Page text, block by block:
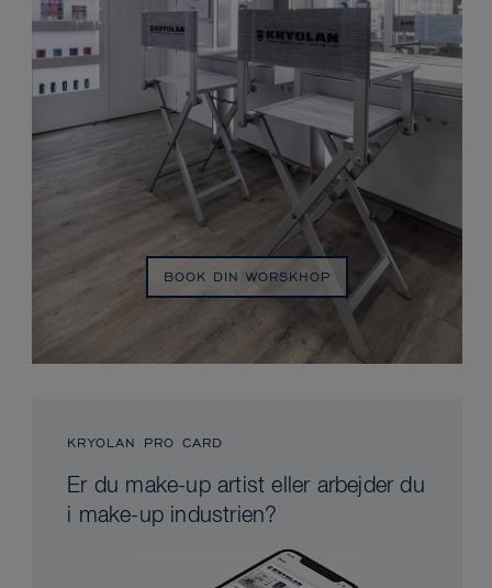
BOOK DIN WORSKHOP
KRYOLAN PRO CARD
Er du make-up artist eller arbejder du
i make-up industrien?